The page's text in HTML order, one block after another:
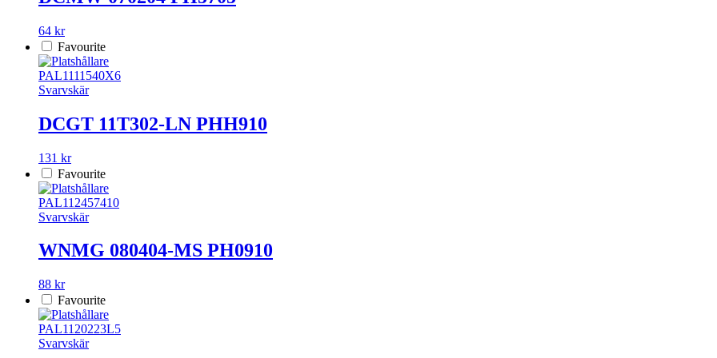
64 kr
Favourite
PAL1111540X6
Svarvskär
DCGT 11T302-LN PHH910
131 kr
Favourite
PAL112457410
Svarvskär
WNMG 080404-MS PH0910
88 kr
Favourite
PAL1120223L5
Svarvskär